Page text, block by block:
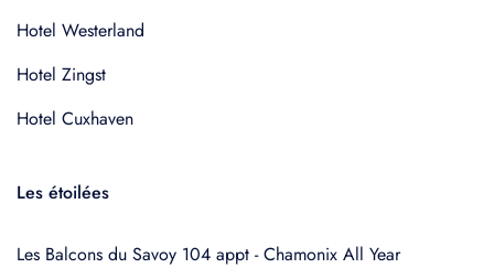
Hotel Westerland
Hotel Zingst
Hotel Cuxhaven
Les étoilées
Les Balcons du Savoy 104 appt - Chamonix All Year